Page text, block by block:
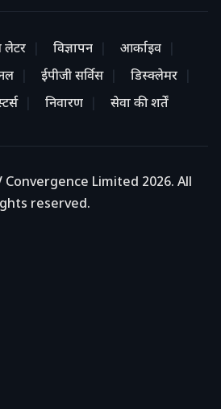
लेटर विज्ञापन
आर्काइव
ईपीजी सर्विस
डिस्क्लेमर
निवारण सेवा की शर्तें
Limited 2026. All
reserved.